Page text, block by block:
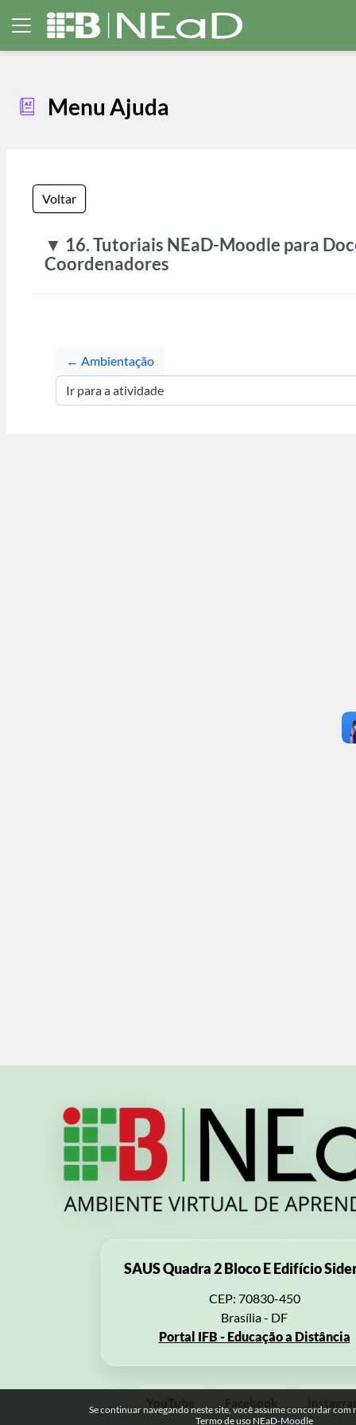
Ir para o conteúdo principal
Se continuar navegando neste site, você assume concordar com
Termo de uso NEaD-Moodle
Painel lateral
Menu Ajuda
Voltar
▼ 16. Tutoriais NEaD-Moodle para
Coordenadores
← Ambientação
Ir para a atividade
SAUS Quadra 2 Bloco E Edifício
CEP: 70830-450
Brasília - DF
Portal IFB - Educação a Distância
YouTube